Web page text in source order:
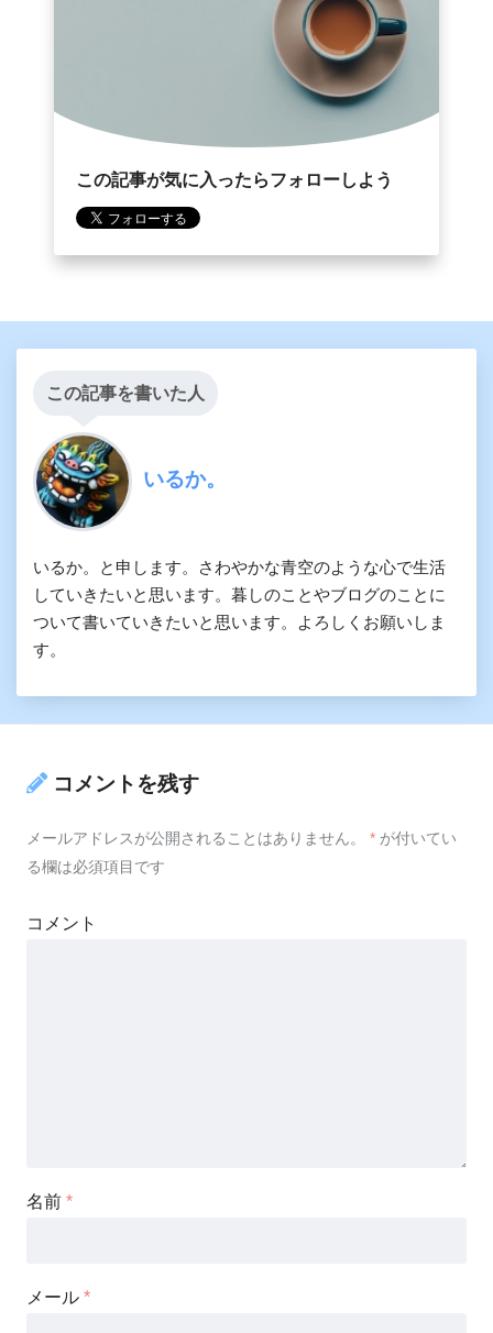
この記事が気に入ったらフォローしよう
この記事を書いた人
いるか。
いるか。と申します。さわやかな青空のような心で生活
していきたいと思います。暮しのことやブログのことに
ついて書いていきたいと思います。よろしくお願いしま
す。
コメントを残す
メールアドレスが公開されることはありません。 * が付いてい
る欄は必須項目です
コメント
名前 *
メール *